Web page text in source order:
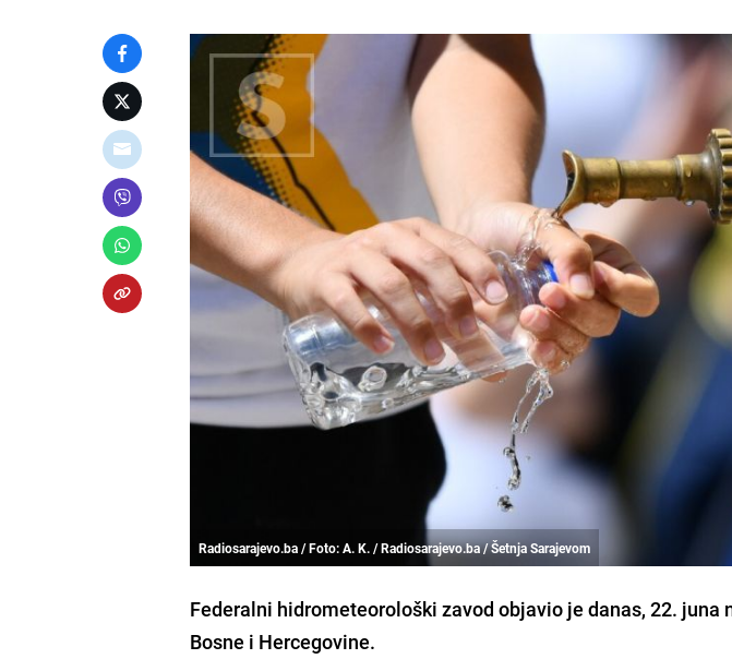
Radiosarajevo.ba / Foto: A. K. / Radiosarajevo.ba / Šetnja Sarajevom
Federalni hidrometeorološki zavod objavio je danas, 22. juna
Bosne i Hercegovine.